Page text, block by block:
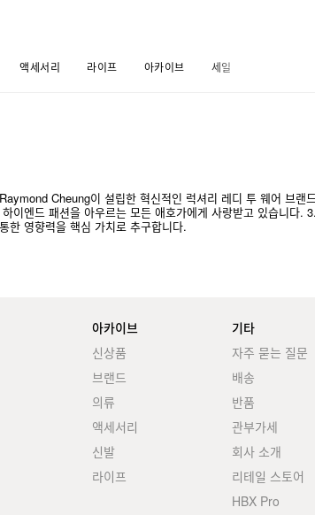
액세서리 라이프 아카이브 세일
Cheung이 설립한 혁신적인 럭셔리 레디 투 웨어 브랜
이엔드 패션을 아우르는 모든 애호가에게 사랑받고 있습니다.
한 영향력을 핵심 가치로 추구합니다.
아카이브
신상품
브랜드
의류
액세서리
신발
라이프
기타
자주 묻는 질문
배송
반품
관부가세
회사 소개
리테일 스토어
HBX Pro